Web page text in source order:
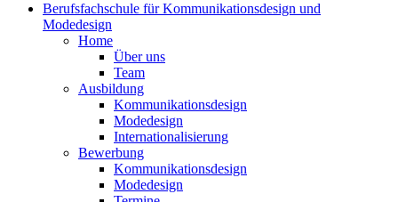
Berufsfachschule für Kommunikationsdesign und
Modedesign
Home
Über uns
Team
Ausbildung
Kommunikationsdesign
Modedesign
Internationalisierung
Bewerbung
Kommunikationsdesign
Modedesign